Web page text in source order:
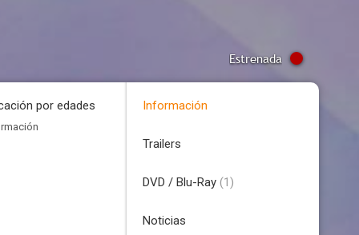
Estrenada
por edades Información
Trailers
DVD / Blu-Ray (1)
Noticias